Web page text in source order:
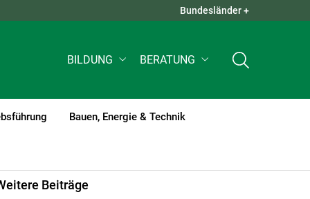
QUICK LINKS +
Bundesländer +
BILDUNG BERATUNG
Bauen, Energie & Technik
Beiträge